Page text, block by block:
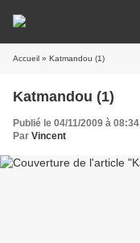
Accueil » Katmandou (1)
Katmandou (1)
Publié le 04/11/2009 à 08:34
Par Vincent